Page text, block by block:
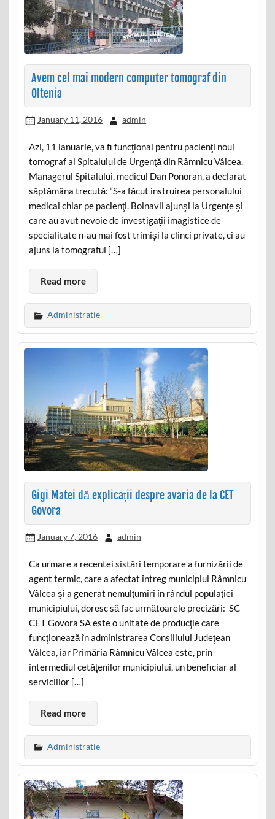
Avem cel mai modern computer tomograf din
Oltenia
January 11, 2016 admin
Azi, 11 ianuarie, va fi funcţional pentru pacienţi noul
tomograf al Spitalului de Urgenţă din Râmnicu Vâlcea.
Managerul Spitalului, medicul Dan Ponoran, a declarat
săptămâna trecută: “S-a făcut instruirea personalului
medical chiar pe pacienţi. Bolnavii ajunşi la Urgenţe şi
care au avut nevoie de investigaţii imagistice de
specialitate n-au mai fost trimişi la clinci private, ci au
ajuns la tomograful […]
Read more
Administratie
Gigi Matei dă explicații despre avaria de la CET
Govora
January 7, 2016 admin
Ca urmare a recentei sistări temporare a furnizării de
agent termic, care a afectat întreg municipiul Râmnicu
Vâlcea şi a generat nemulţumiri în rândul populaţiei
municipiului, doresc să fac următoarele precizări: SC
CET Govora SA este o unitate de producţie care
funcţionează în administrarea Consiliului Judeţean
Vâlcea, iar Primăria Râmnicu Vâlcea este, prin
intermediul cetăţenilor municipiului, un beneficiar al
serviciilor […]
Read more
Administratie